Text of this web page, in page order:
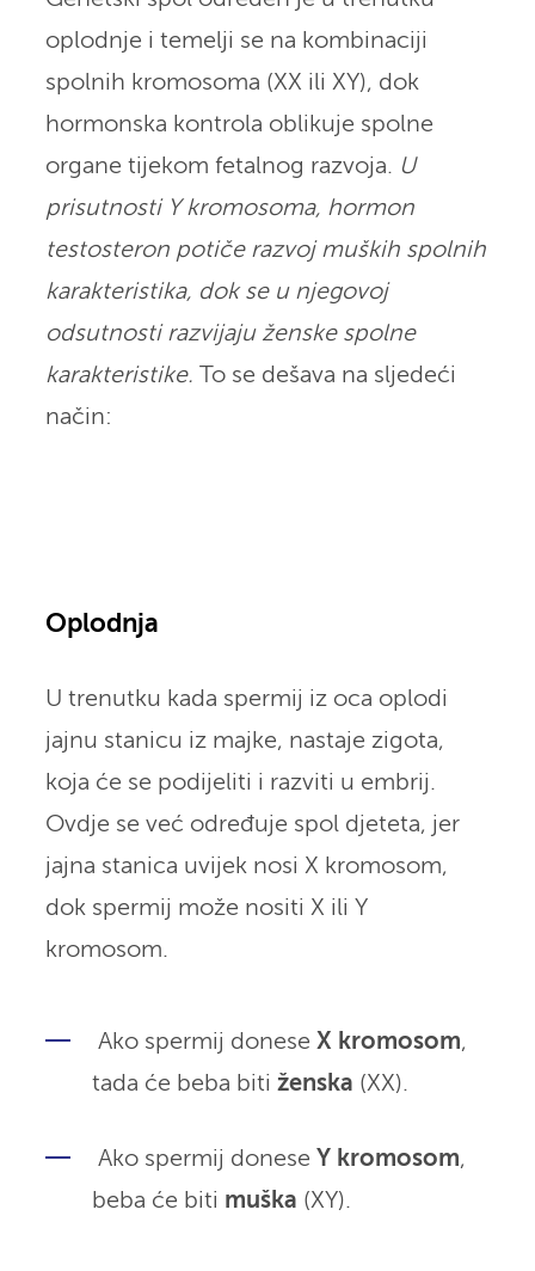
oplodnje i temelji se na kombinaciji
spolnih kromosoma (XX ili XY), dok
hormonska kontrola oblikuje spolne
organe tijekom fetalnog razvoja. U
prisutnosti Y kromosoma, hormon
testosteron potiče razvoj muških spolnih
karakteristika, dok se u njegovoj
odsutnosti razvijaju ženske spolne
karakteristike. To se dešava na sljedeći
način:
Oplodnja
U trenutku kada spermij iz oca oplodi
jajnu stanicu iz majke, nastaje zigota,
koja će se podijeliti i razviti u embrij.
Ovdje se već određuje spol djeteta, jer
jajna stanica uvijek nosi X kromosom,
dok spermij može nositi X ili Y
kromosom.
Ako spermij donese X kromosom,
tada će beba biti ženska (XX).
Ako spermij donese Y kromosom,
beba će biti muška (XY).